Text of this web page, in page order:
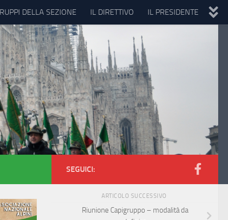
DELLA SEZIONE IL DIRETTIVO IL PRESIDENTE
SEGUICI:
ARTICOLO SUCCESSIVO
Riunione Capigruppo – modalità da